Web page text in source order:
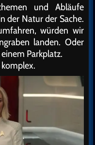
und Abläufe
der Natur der Sache.
würden wir
landen. Oder
Parkplatz.